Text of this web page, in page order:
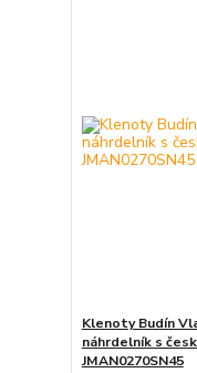
Klenoty Budín
náhrdelník s
JMAN0270SN45